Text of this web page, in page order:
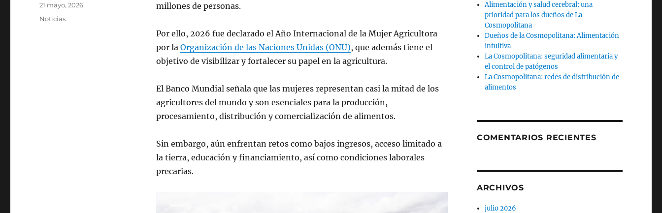
millones de personas.
Por ello, 2026 fue declarado el Año Internacional de la Mujer Agricultora
por la Organización de las Naciones Unidas (ONU), que además tiene el
objetivo de visibilizar y fortalecer su papel en la agricultura.
El Banco Mundial señala que las mujeres representan casi la mitad de los
agricultores del mundo y son esenciales para la producción,
procesamiento, distribución y comercialización de alimentos.
Sin embargo, aún enfrentan retos como bajos ingresos, acceso limitado a
la tierra, educación y financiamiento, así como condiciones laborales
precarias.
Publicado
21 mayo, 2026
Categorías
Noticias
Alimentación y salud cerebral: una
prioridad para los dueños de La
Cosmopolitana
Dueños de la Cosmopolitana: Alimentación
intuitiva
La Cosmopolitana: seguridad alimentaria y
el control de patógenos
La Cosmopolitana: redes de distribución de
alimentos
COMENTARIOS RECIENTES
ARCHIVOS
julio 2026